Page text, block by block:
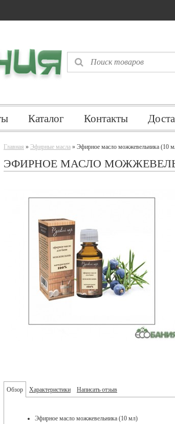
Каталог Контакты
Главная » Эфирные масла » Эфирное масло можжевельника (10
ЭФИРНОЕ МАСЛО
Обзор Характеристики Написать отзыв
Эфирное масло можжевельника (10 мл)